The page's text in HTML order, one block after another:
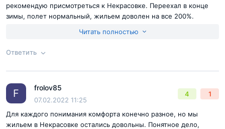
Согласен справилами публикациина сайте
Отправить комментарий
рекомендую присмотреться к Некрасовке. Переехал в конце
зимы, полет нормальный, жильем доволен на все 200%.
хорошая локация, доступная цена за м2
Читать полностью
Ответить
Ответ на отзыв
F frolov85
07.02.2022 11:25
4 1
Для каждого понимания комфорта конечно разное, но мы
жильем в Некрасовке остались довольны. Понятное дело,